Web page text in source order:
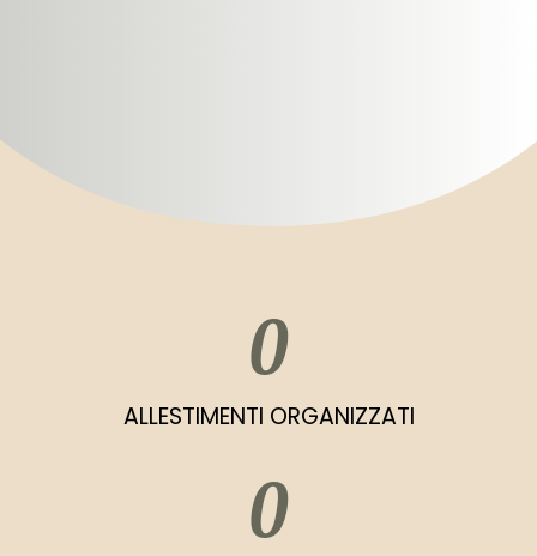
0
ALLESTIMENTI ORGANIZZATI
0